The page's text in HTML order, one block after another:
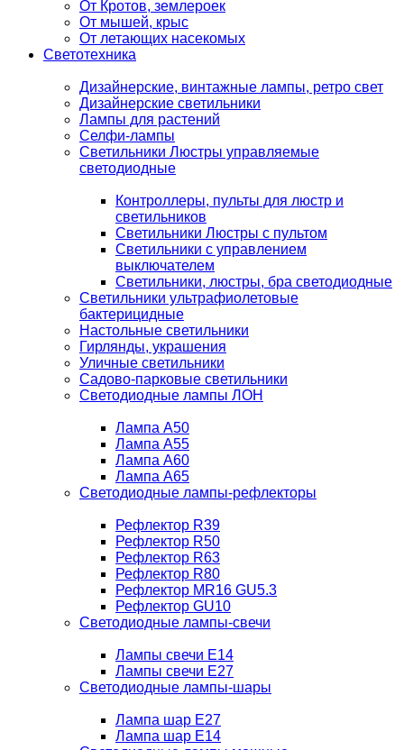
От Кротов, землероек
От мышей, крыс
От летающих насекомых
Светотехника
Дизайнерские, винтажные лампы, ретро свет
Дизайнерские светильники
Лампы для растений
Селфи-лампы
Светильники Люстры управляемые
светодиодные
Контроллеры, пульты для люстр и
светильников
Светильники Люстры с пультом
Светильники с управлением
выключателем
Светильники, люстры, бра светодиодные
Светильники ультрафиолетовые
бактерицидные
Настольные светильники
Гирлянды, украшения
Уличные светильники
Садово-парковые светильники
Светодиодные лампы ЛОН
Лампа A50
Лампа A55
Лампа A60
Лампа A65
Светодиодные лампы-рефлекторы
Рефлектор R39
Рефлектор R50
Рефлектор R63
Рефлектор R80
Рефлектор MR16 GU5.3
Рефлектор GU10
Светодиодные лампы-свечи
Лампы свечи Е14
Лампы свечи Е27
Светодиодные лампы-шары
Лампа шар E27
Лампа шар Е14